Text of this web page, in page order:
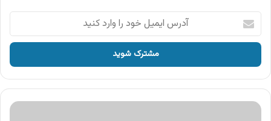
آدرس
ایمیل
خود
وارد
کنید
آگهی